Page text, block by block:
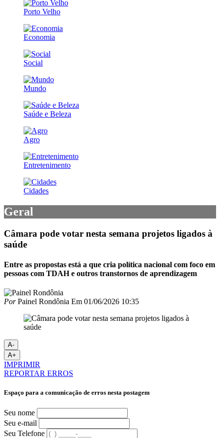
Porto Velho
Economia
Social
Mundo
Saúde e Beleza
Agro
Entretenimento
Cidades
Geral
Câmara pode votar nesta semana projetos ligados à
saúde
Entre as propostas está a que cria política nacional com foco em
pessoas com TDAH e outros transtornos de aprendizagem
PorPainel Rondônia Em 01/06/2026 10:35
A-
A+
IMPRIMIR
REPORTAR ERROS
Espaço para a comunicação de erros nesta postagem
Seu nome
Seu e-mail
Seu Telefone